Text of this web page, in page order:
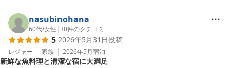
またお忙しい中、大変寛容なお声を早速にお寄せ頂き心より感謝申
し上げます。
お食事と清掃について高評価とあたたかなお声を賜り、スタッフ一
同大変励みになっております。
当館からお車で３分ほどのところにある「鳥取港海鮮市場かろい
ち」には、日本海のとれたて海の幸が並ぶ漁協の直営店のほか、干
nasubinohana
60代/女性 |30件のクチコミ
5 2026年5月31日投稿
レジャー 家族 2026年5月宿泊
新鮮な魚料理と清潔な宿に大満足